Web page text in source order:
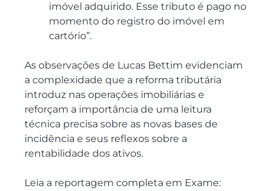
imóvel adquirido. Esse tributo é pago no
momento do registro do imóvel em
cartório”.
As observações de Lucas Bettim evidenciam
a complexidade que a reforma tributária
introduz nas operações imobiliárias e
reforçam a importância de uma leitura
técnica precisa sobre as novas bases de
incidência e seus reflexos sobre a
rentabilidade dos ativos.
Leia a reportagem completa em Exame: